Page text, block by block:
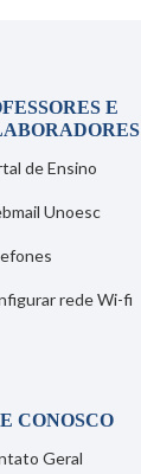
E
de Ensino
Unoesc
rede Wi-fi
CONOSCO
Geral